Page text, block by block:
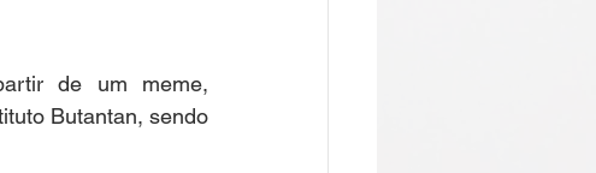
de um meme,
Butantan, sendo